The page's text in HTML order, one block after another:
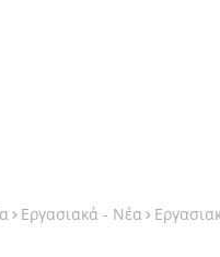
Εργασιακά - Νέα